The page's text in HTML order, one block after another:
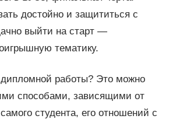
достойно и защититься с
выйти на старт —
тематику.
работы? Это можно
способами, зависящими от
студента, его отношений с